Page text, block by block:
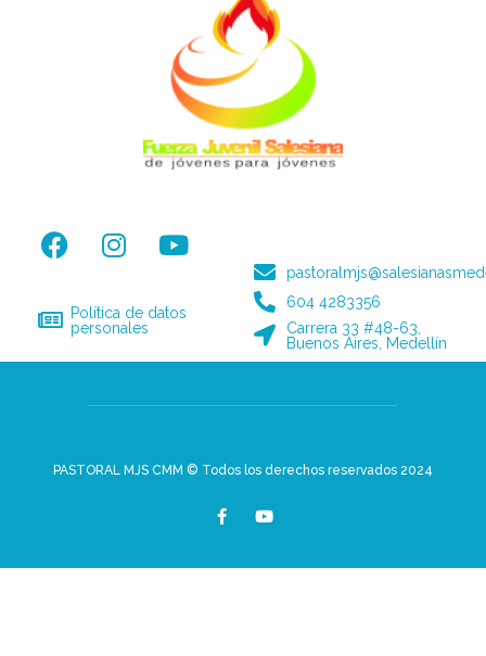
Política de datos
personales
604 4283356
Carrera 33 #48-63,
Buenos Aires, Medellín
PASTORAL MJS CMM © Todos los derechos reservados 2024